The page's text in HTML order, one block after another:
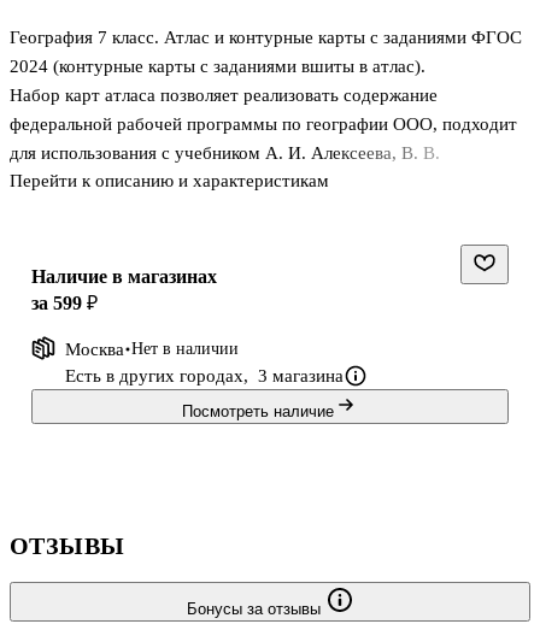
География 7 класс. Атлас и контурные карты с заданиями ФГОС
2024 (контурные карты с заданиями вшиты в атлас).
Набор карт атласа позволяет реализовать содержание
федеральной рабочей программы по географии ООО, подходит
для использования с учебником А. И. Алексеева, В. В.
Николиной, Е. К. Липкиной и др. «География. 7 класс».
природные зоны, народы, хозяйственная деятельность
населения, политическая. Даны карты крупнейших стран
карты сопровождаются большим количеством заданий,
направленных на формирование предметных и мета
Перейти к описанию и характеристикам
Наличие в магазинах
за 599 ₽
Москва Нет в наличии
Есть в других городах, 3 магазина
Посмотреть наличие
ОТЗЫВЫ
Бонусы за отзывы